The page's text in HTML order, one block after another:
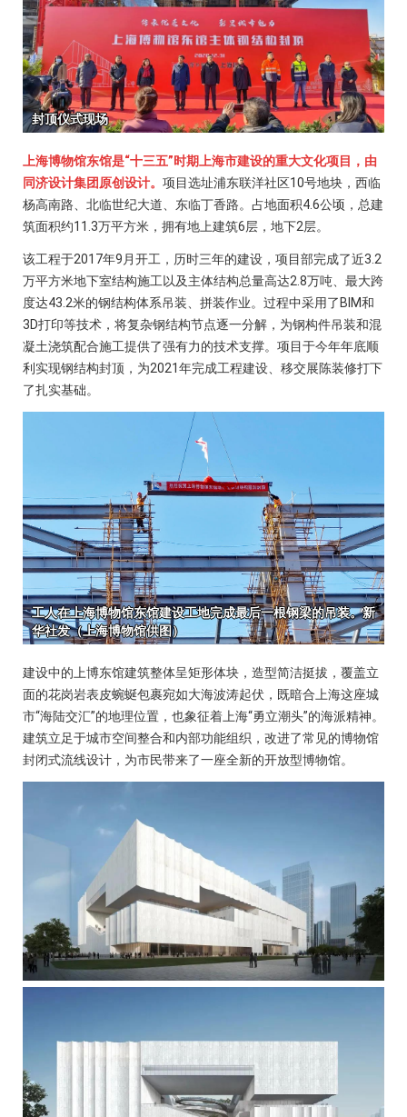
上海博物馆东馆是“十三五”时期上海市建设的重大文化项目，由
同济设计集团原创设计。 项目选址浦东联洋社区10号地块，西临
杨高南路、北临世纪大道、东临丁香路。占地面积4.6公顷，总建
筑面积约11.3万平方米，拥有地上建筑6层，地下2层。
该工程于2017年9月开工，历时三年的建设，项目部完成了近3.2
万平方米地下室结构施工以及主体结构总量高达2.8万吨、最大跨
度达43.2米的钢结构体系吊装、拼装作业。过程中采用了BIM和
3D打印等技术，将复杂钢结构节点逐一分解，为钢构件吊装和混
凝土浇筑配合施工提供了强有力的技术支撑。项目于今年年底顺
利实现钢结构封顶，为2021年完成工程建设、移交展陈装修打下
了扎实基础。
建设中的上博东馆建筑整体呈矩形体块，造型简洁挺拔，覆盖立
面的花岗岩表皮蜿蜒包裹宛如大海波涛起伏，既暗合上海这座城
市“海陆交汇”的地理位置，也象征着上海“勇立潮头”的海派精神。
建筑立足于城市空间整合和内部功能组织，改进了常见的博物馆
封闭式流线设计，为市民带来了一座全新的开放型博物馆。